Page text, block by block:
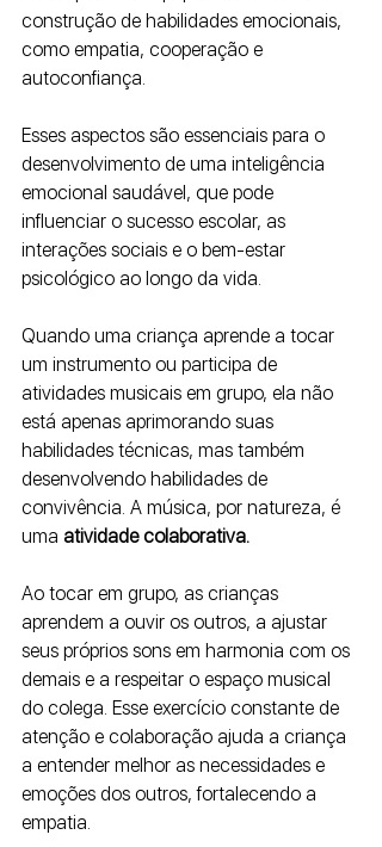
construção de habilidades emocionais,
como empatia, cooperação e
autoconfiança.
Esses aspectos são essenciais para o
desenvolvimento de uma inteligência
emocional saudável, que pode
influenciar o sucesso escolar, as
interações sociais e o bem-estar
psicológico ao longo da vida.
Quando uma criança aprende a tocar
um instrumento ou participa de
atividades musicais em grupo, ela não
está apenas aprimorando suas
habilidades técnicas, mas também
desenvolvendo habilidades de
convivência. A música, por natureza, é
uma atividade colaborativa.
Ao tocar em grupo, as crianças
aprendem a ouvir os outros, a ajustar
seus próprios sons em harmonia com os
demais e a respeitar o espaço musical
do colega. Esse exercício constante de
atenção e colaboração ajuda a criança
a entender melhor as necessidades e
emoções dos outros, fortalecendo a
empatia.